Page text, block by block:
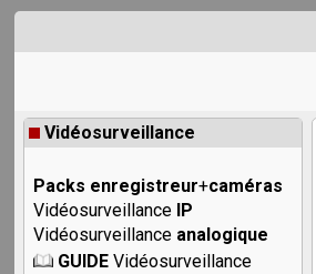
Vidéosurveillance
Packs enregistreur+caméras
Vidéosurveillance IP
Vidéosurveillance analogique
GUIDE Vidéosurveillance